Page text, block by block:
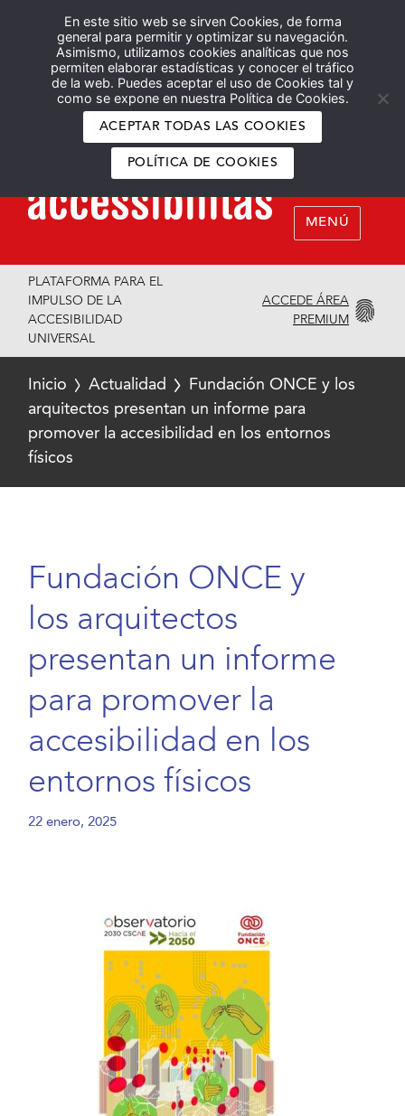
En este sitio web se sirven Cookies, de forma
general para permitir y optimizar su navegación.
Asimismo, utilizamos cookies analíticas que nos
permiten elaborar estadísticas y conocer el tráfico
de la web. Puedes aceptar el uso de Cookies tal y
como se expone en nuestra Política de Cookies.
ACEPTAR TODAS LAS COOKIES
POLÍTICA DE COOKIES
Español English
MENÚ
PLATAFORMA PARA EL
IMPULSO DE LA
ACCESIBILIDAD
UNIVERSAL
ACCEDE ÁREA
PREMIUM
Inicio Actualidad
Fundación ONCE y los
arquitectos presentan un informe para
promover la accesibilidad en los entornos
físicos
Fundación ONCE y
los arquitectos
presentan un informe
para promover la
accesibilidad en los
entornos físicos
22 enero, 2025